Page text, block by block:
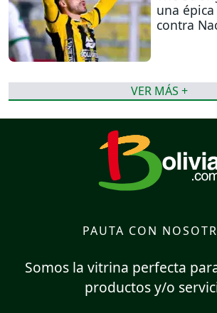
una
contra
VER MÁS +
PAUTA CON
Somos la vitrina perfecta
productos y/o